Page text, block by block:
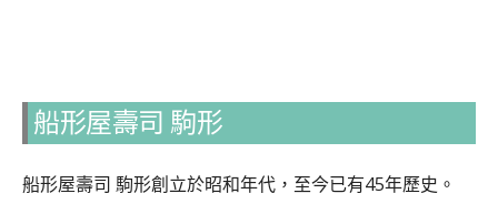
船形屋壽司 駒形
船形屋壽司 駒形創立於昭和年代，至今已有45年歷史。